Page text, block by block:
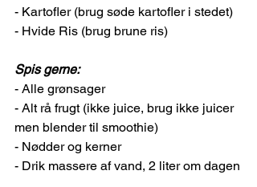
- Kartofler (brug søde kartofler i stedet)
- Hvide Ris (brug brune ris)
Spis gerne:
- Alle grønsager
- Alt rå frugt (ikke juice, brug ikke juicer
men blender til smoothie)
- Nødder og kerner
- Drik massere af vand, 2 liter om dagen